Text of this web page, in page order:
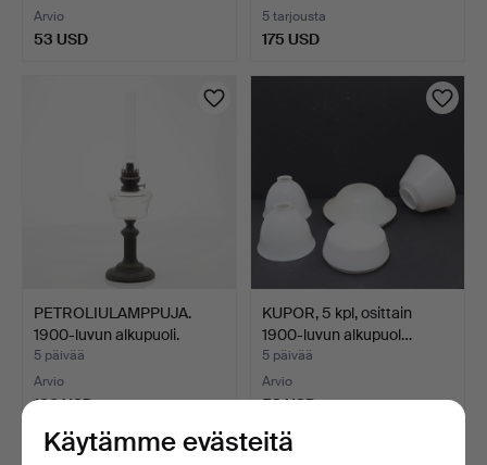
Arvio
53 USD
5 tarjousta
175 USD
PETROLIULAMPPUJA.
1900-luvun alkupuoli.
5 päivää
Arvio
106 USD
KUPOR, 5 kpl, osittain
1900-luvun alkupuol…
5 päivää
Arvio
53 USD
Käytämme evästeitä